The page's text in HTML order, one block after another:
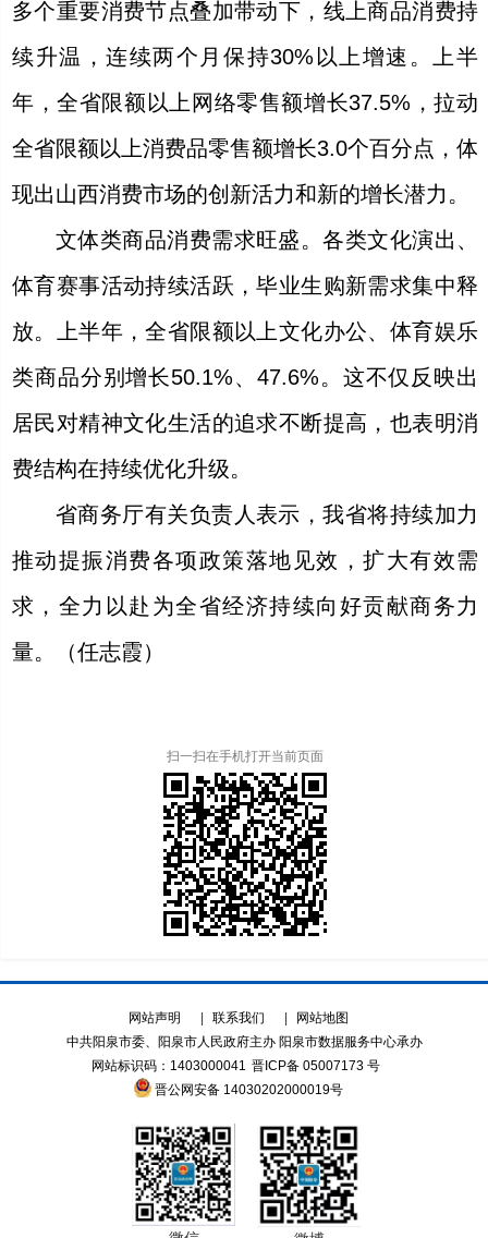
多个重要消费节点叠加带动下，线上商品消费持
续升温，连续两个月保持30%以上增速。上半
年，全省限额以上网络零售额增长37.5%，拉动
全省限额以上消费品零售额增长3.0个百分点，体
现出山西消费市场的创新活力和新的增长潜力。
文体类商品消费需求旺盛。各类文化演出、
体育赛事活动持续活跃，毕业生购新需求集中释
放。上半年，全省限额以上文化办公、体育娱乐
类商品分别增长50.1%、47.6%。这不仅反映出
居民对精神文化生活的追求不断提高，也表明消
费结构在持续优化升级。
省商务厅有关负责人表示，我省将持续加力
推动提振消费各项政策落地见效，扩大有效需
求，全力以赴为全省经济持续向好贡献商务力
量。（任志霞）
扫一扫在手机打开当前页面
网站声明 | 联系我们 |
网站地图
中共阳泉市委、阳泉市人民政府主办 阳泉市数据服务中心承办
网站标识码：1403000041 晋ICP备 05007173 号
晋公网安备 14030202000019号